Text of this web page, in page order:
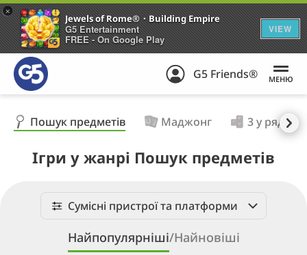
Jewels of Rome®・Building Empire
G5 Entertainment
FREE - On Google Play
VIEW
+
G5 Friends® МЕНЮ
Пошук предметів Маджонг 3 у ряд
Ігри у жанрі Пошук предметів
Сумісні пристрої та платформи
Найпопулярніші/Найновіші